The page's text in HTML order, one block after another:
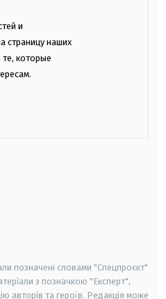
и
страницу наших
которые
позначені словами "Спецпроєкт"
з позначкою "Експерт",
авторів та героїв. Редакція може